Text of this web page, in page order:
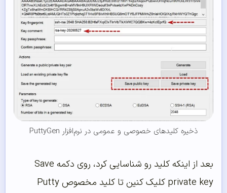
ذخیره کلیدهای خصوصی و عمومی در نرم‌افزار PuttyGen
بعد از اینکه کلید رو شناسایی کرد، روی دکمه Save
private key کلیک کنین تا کلید مخصوص Putty